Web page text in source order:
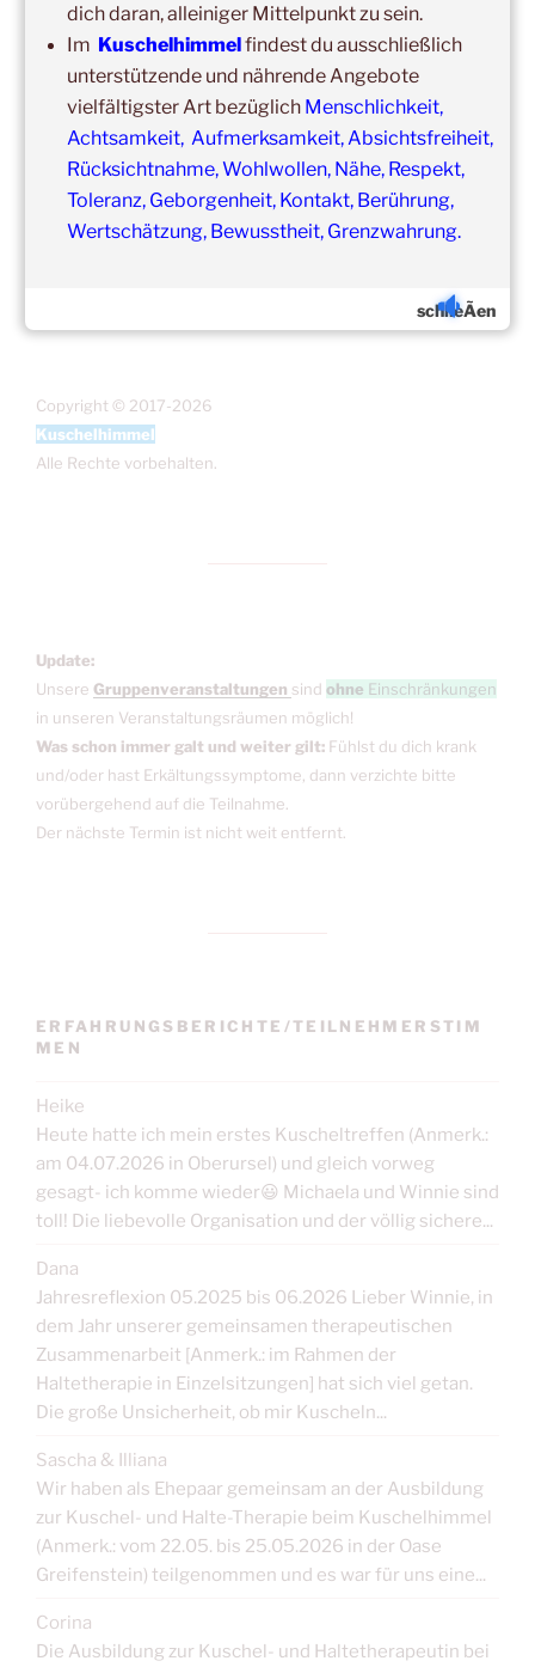
Wochenend-Event, 17. Oktober 2026
18. Oktober
– Wochenende für 2:1 Ausbildung
14:00 –16:00,24. Oktober 2026–Free Hugs-Aktion
Frankfurt, Zeil (Nähe Konstabler Wache, vor H&M) 2h
Copyright © 2017-2026
Kuschelhimmel
Alle Rechte vorbehalten.
Update:
Unsere Gruppenveranstaltungen sind ohne Einschränkungen
in unseren Veranstaltungsräumen möglich!
Was schon immer galt und weiter gilt: Fühlst du dich krank
und/oder hast Erkältungssymptome, dann verzichte bitte
vorübergehend auf die Teilnahme.
Der nächste Termin ist nicht weit entfernt.
ERFAHRUNGSBERICHTE/TEILNEHMERSTIM
MEN
Heike
Heute hatte ich mein erstes Kuscheltreffen (Anmerk.:
am 04.07.2026 in Oberursel) und gleich vorweg
gesagt- ich komme wieder😃 Michaela und Winnie sind
toll! Die liebevolle Organisation und der völlig sichere...
Dana
Jahresreflexion 05.2025 bis 06.2026 Lieber Winnie, in
dem Jahr unserer gemeinsamen therapeutischen
Zusammenarbeit [Anmerk.: im Rahmen der
Haltetherapie in Einzelsitzungen] hat sich viel getan.
Die große Unsicherheit, ob mir Kuscheln...
Sascha & Illiana
Wir haben als Ehepaar gemeinsam an der Ausbildung
zur Kuschel- und Halte-Therapie beim Kuschelhimmel
(Anmerk.: vom 22.05. bis 25.05.2026 in der Oase
Greifenstein) teilgenommen und es war für uns eine...
Corina
Die Ausbildung zur Kuschel- und Haltetherapeutin bei
schlieÃen
dich daran, alleiniger Mittelpunkt zu sein.
Im Kuschelhimmelfindest du ausschließlich
unterstützende und nährende Angebote
vielfältigster Art bezüglich Menschlichkeit,
Achtsamkeit, Aufmerksamkeit, Absichtsfreiheit,
Rücksichtnahme, Wohlwollen, Nähe, Respekt,
Toleranz, Geborgenheit, Kontakt, Berührung,
Wertschätzung, Bewusstheit, Grenzwahrung.